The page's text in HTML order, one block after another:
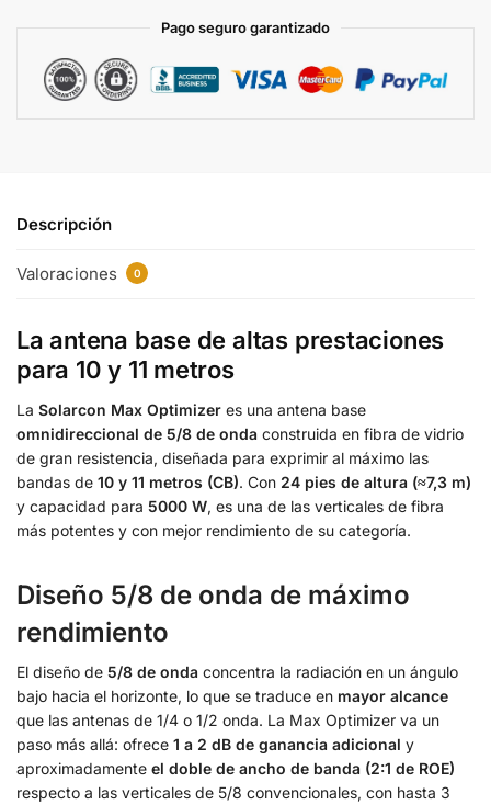
Pago seguro garantizado
Descripción
Valoraciones 0
La antena base de altas prestaciones
para 10 y 11 metros
La Solarcon Max Optimizer es una antena base
omnidireccional de 5/8 de onda construida en fibra de vidrio
de gran resistencia, diseñada para exprimir al máximo las
bandas de 10 y 11 metros (CB). Con 24 pies de altura (≈7,3 m)
y capacidad para 5000 W, es una de las verticales de fibra
más potentes y con mejor rendimiento de su categoría.
Diseño 5/8 de onda de máximo
rendimiento
El diseño de 5/8 de onda concentra la radiación en un ángulo
bajo hacia el horizonte, lo que se traduce en mayor alcance
que las antenas de 1/4 o 1/2 onda. La Max Optimizer va un
paso más allá: ofrece 1 a 2 dB de ganancia adicional y
aproximadamente el doble de ancho de banda (2:1 de ROE)
respecto a las verticales de 5/8 convencionales, con hasta 3